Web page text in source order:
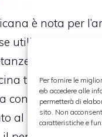
Per fornire le
e/o accedere alle
permetterà di
sito. Non
caratteristiche e
è nota per
utilizzate per
Uno dei
tunisina (nord
con un colore
al principale